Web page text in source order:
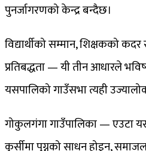
पुनर्जागरणको केन्द्र बन्दैछ।
विद्यार्थीको सम्मान, शिक्षकको
प्रतिबद्धता — यी तीन आधारले
यसपालिको गाउँसभा त्यही
गोकुलगंगा गाउँपालिका — एउटा
कुर्सीमा पुग्नको साधन होइन,